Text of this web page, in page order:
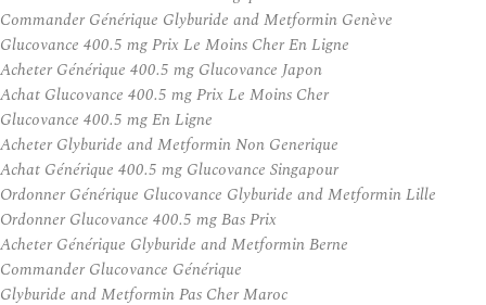
Commander Générique Glyburide and Metformin Genève
Glucovance 400.5 mg Prix Le Moins Cher En Ligne
Acheter Générique 400.5 mg Glucovance Japon
Achat Glucovance 400.5 mg Prix Le Moins Cher
Glucovance 400.5 mg En Ligne
Acheter Glyburide and Metformin Non Generique
Achat Générique 400.5 mg Glucovance Singapour
Ordonner Générique Glucovance Glyburide and Metformin Lille
Ordonner Glucovance 400.5 mg Bas Prix
Acheter Générique Glyburide and Metformin Berne
Commander Glucovance Générique
Glyburide and Metformin Pas Cher Maroc